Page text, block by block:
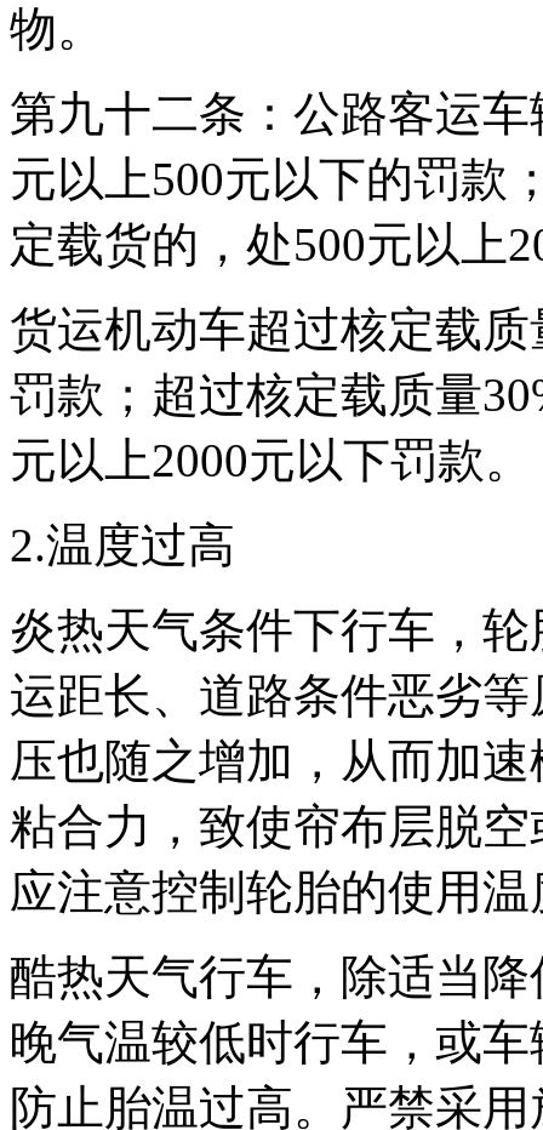
物。
第九十二条：公路客运
元以上500元以下的罚款
定载货的，处500元以上
货运机动车超过核定载
罚款；超过核定载质量
元以上2000元以下罚款。
2.温度过高
炎热天气条件下行车，
运距长、道路条件恶劣
压也随之增加，从而加
粘合力，致使帘布层脱
应注意控制轮胎的使用温
酷热天气行车，除适当
晚气温较低时行车，或
防止胎温过高。严禁采